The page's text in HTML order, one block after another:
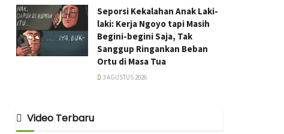
Seporsi Kekalahan Anak Laki-
laki: Kerja Ngoyo tapi Masih
Begini-begini Saja, Tak
Sanggup Ringankan Beban
Ortu di Masa Tua
3 AGUSTUS 2026
Video Terbaru